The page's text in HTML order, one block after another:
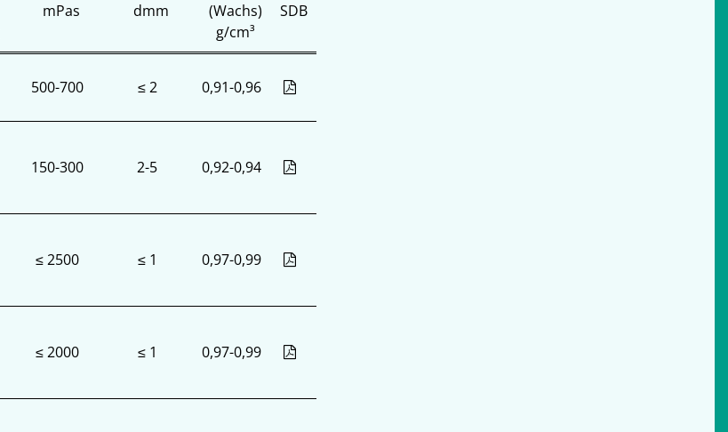
mPas
dmm
(Wachs)
g/cm³
SDB
500-700 ≤ 2 0,91-0,96
150-300 2-5 0,92-0,94
≤ 2500 ≤ 1 0,97-0,99
≤ 2000 ≤ 1 0,97-0,99